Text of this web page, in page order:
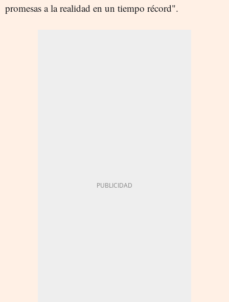
promesas a la realidad en un tiempo récord".